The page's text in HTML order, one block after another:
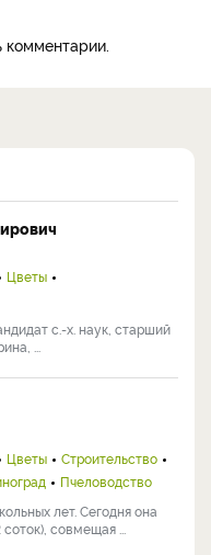
комментарии.
Цветы
с.-х. наук, старший
...
Цветы
Строительство
Пчеловодство
лет. Сегодня она
совмещая ...